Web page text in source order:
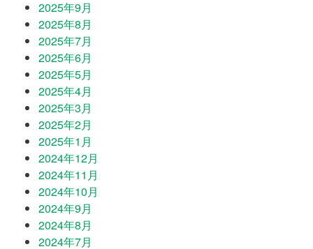
2025年9月
2025年8月
2025年7月
2025年6月
2025年5月
2025年4月
2025年3月
2025年2月
2025年1月
2024年12月
2024年11月
2024年10月
2024年9月
2024年8月
2024年7月